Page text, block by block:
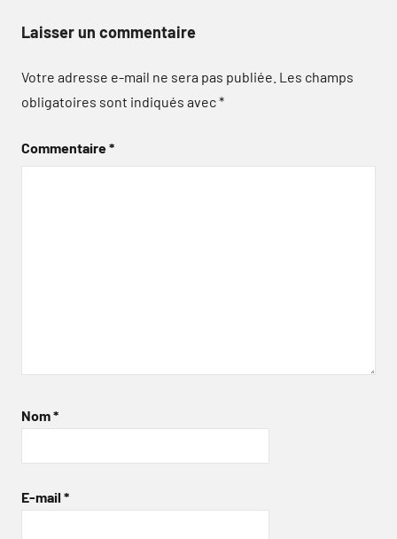
Laisser un commentaire
Votre adresse e-mail ne sera pas publiée. Les champs
obligatoires sont indiqués avec*
Commentaire*
Nom*
E-mail *